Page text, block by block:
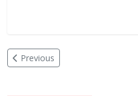
Previous